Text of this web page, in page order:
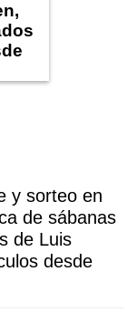
y sorteo en
de sábanas
de Luis
desde